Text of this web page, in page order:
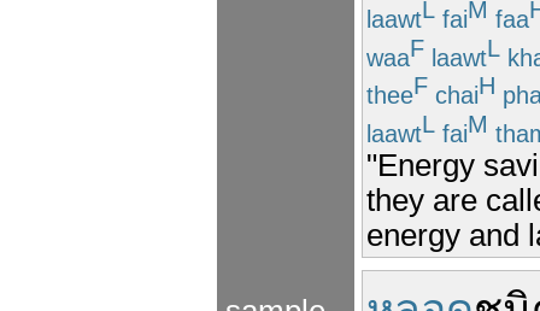
laawtL faiM faa
waaF laawtL
theeF chaiH
laawtL faiM
"Energy
they are
energy and